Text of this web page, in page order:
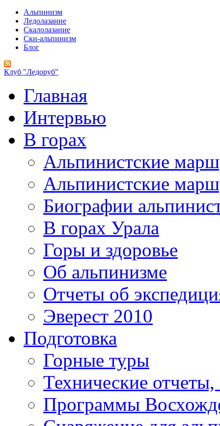
Альпинизм
Ледолазание
Скалолазание
Ски-альпинизм
Блог
Клуб "Ледоруб"
Главная
Интервью
В горах
Альпинистские
Альпинистские
Биографии
В горах Урала
Горы и здоровье
Об альпинизме
Отчеты об
Эверест 2010
Подготовка
Горные туры
Технические
Программы